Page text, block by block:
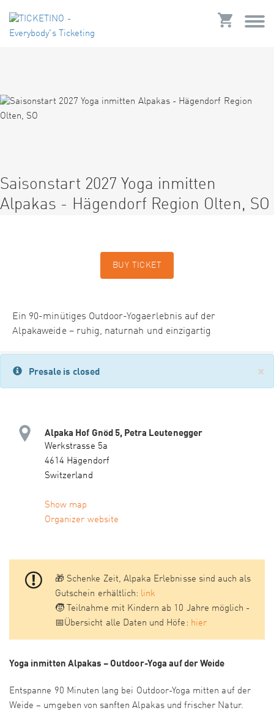
Saisonstart 2027 Yoga inmitten
Alpakas - Hägendorf Region Olten, SO
BUY TICKET
Ein 90-minütiges Outdoor-Yogaerlebnis auf der
Alpakaweide – ruhig, naturnah und einzigartig
×
Presale is closed
Alpaka Hof Gnöd 5, Petra Leutenegger
Werkstrasse 5a
4614 Hägendorf
Switzerland
Show map
Organizer website
🎁 Schenke Zeit, Alpaka Erlebnisse sind auch als
Gutschein erhältlich: link
🧒 Teilnahme mit Kindern ab 10 Jahre möglich -
📅Übersicht alle Daten und Höfe: hier
Yoga inmitten Alpakas – Outdoor-Yoga auf der Weide
Entspanne 90 Minuten lang bei Outdoor-Yoga mitten auf der
Weide – umgeben von sanften Alpakas und frischer Natur.